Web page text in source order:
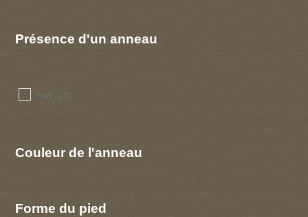
Présence d'un anneau
non (7)
Couleur de l'anneau
Forme du pied